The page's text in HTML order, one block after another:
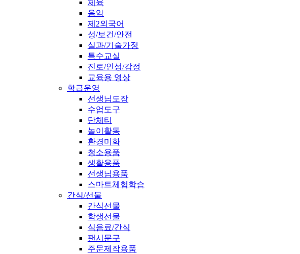
체육
음악
제2외국어
성/보건/안전
실과/기술가정
특수교실
진로/인성/감정
교육용 영상
학급운영
선생님도장
수업도구
단체티
놀이활동
환경미화
청소용품
생활용품
선생님용품
스마트체험학습
간식/선물
간식선물
학생선물
식음료/간식
팬시문구
주문제작용품